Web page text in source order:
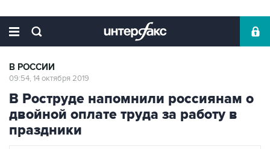
В РОССИИ
09:54, 14 октября 2019
В Роструде напомнили россиянам о
двойной оплате труда за работу в
праздники